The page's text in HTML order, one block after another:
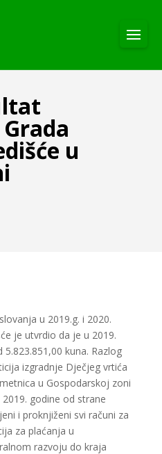
u
u 2019.g. i 2020.
je utvrdio da je u 2019.
kuna. Razlog
izgradnje Dječjeg vrtića
u Gospodarskoj zoni
godine od strane
i proknjiženi svi računi za
za plaćanja u
razvoju do kraja